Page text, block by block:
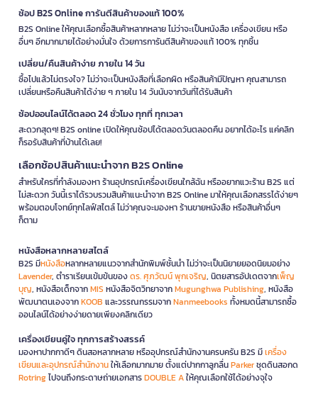
ช้อป B2S Online การันตีสินค้าของแท้ 100%
B2S Online ให้คุณเลือกซื้อสินค้าหลากหลาย ไม่ว่าจะเป็นหนังสือ เครื่องเขียน หรือ
อื่นๆ อีกมากมายได้อย่างมั่นใจ ด้วยการการันตีสินค้าของแท้ 100% ทุกชิ้น
เปลี่ยน/คืนสินค้าง่าย ภายใน 14 วัน
ซื้อไปแล้วไม่ตรงใจ? ไม่ว่าจะเป็นหนังสือที่เลือกผิด หรือสินค้ามีปัญหา คุณสามารถ
เปลี่ยนหรือคืนสินค้าได้ง่าย ๆ ภายใน 14 วันนับจากวันที่ได้รับสินค้า
ช้อปออนไลน์ได้ตลอด 24 ชั่วโมง ทุกที่ ทุกเวลา
สะดวกสุดๆ! B2S online เปิดให้คุณช้อปได้ตลอดวันตลอดคืน อยากได้อะไร แค่คลิก
ก็รอรับสินค้าที่บ้านได้เลย!
เลือกช้อปสินค้าแนะนำจาก B2S Online
สำหรับใครที่กำลังมองหา ร้านอุปกรณ์เครื่องเขียนใกล้ฉัน หรืออยากแวะร้าน B2S แต่
ไม่สะดวก วันนี้เราได้รวบรวมสินค้าแนะนำจาก B2S Online มาให้คุณเลือกสรรได้ง่ายๆ
พร้อมตอบโจทย์ทุกไลฟ์สไตล์ ไม่ว่าคุณจะมองหา ร้านขายหนังสือ หรือสินค้าอื่นๆ
ก็ตาม
หนังสือหลากหลายสไตล์
B2S มีหนังสือหลากหลายแนวจากสำนักพิมพ์ชั้นนำ ไม่ว่าจะเป็นนิยายยอดนิยมอย่าง
Lavender, ตำราเรียนเข้มข้นของดร. ศุภวัฒน์ พุกเจริญ, นิตยสารอัปเดตจากเพ็ญ
บุญ, หนังสือเด็กจากMIS หนังสือจิตวิทยาจากMugunghwa Publishing, หนังสือ
พัฒนาตนเองจากKOOB และวรรณกรรมจากNanmeebooks ทั้งหมดนี้สามารถซื้อ
ออนไลน์ได้อย่างง่ายดายเพียงคลิกเดียว
เครื่องเขียนคู่ใจ ทุกการสร้างสรรค์
มองหาปากกาดีๆ ดินสอหลากหลาย หรืออุปกรณ์สำนักงานครบครัน B2S มีเครื่อง
เขียนและอุปกรณ์สำนักงานให้เลือกมากมาย ตั้งแต่ปากกาลูกลื่นParkerชุดดินสอกด
Rotringไปจนถึงกระดาษถ่ายเอกสารDOUBLE Aให้คุณเลือกใช้ได้อย่างจุใจ